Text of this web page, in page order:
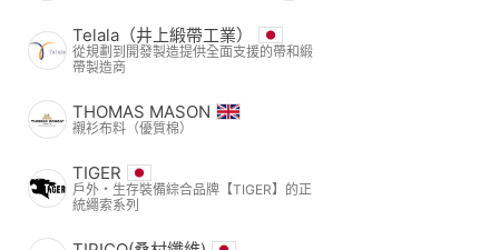
Telala（井上緞帶工業）
從規劃到開發製造提供全面支援的帶和緞
帶製造商
THOMAS MASON
襯衫布料（優質棉）
TIGER
戶外・生存裝備綜合品牌【TIGER】的正
統繩索系列